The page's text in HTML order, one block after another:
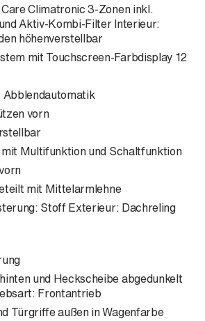
Climatronic 3-Zonen inkl.
Aktiv-Kombi-Filter Interieur:
höhenverstellbar
mit Touchscreen-Farbdisplay 12
Abblendautomatik
vorn
Multifunktion und Schaltfunktion
mit Mittelarmlehne
Stoff Exterieur: Dachreling
und Heckscheibe abgedunkelt
Frontantrieb
Türgriffe außen in Wagenfarbe